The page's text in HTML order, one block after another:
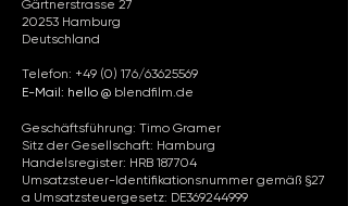
Gärtnerstrasse 27
20253 Hamburg
Deutschland
Telefon: +49 (0) 176/63625569
E-Mail: hello @ blendfilm.de
Geschäftsführung: Timo Gramer
Sitz der Gesellschaft: Hamburg
Handelsregister: HRB 187704
Umsatzsteuer-Identifikationsnummer gemäß §27
a Umsatzsteuergesetz: DE369244999